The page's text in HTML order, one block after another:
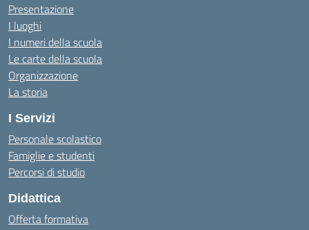
Presentazione
I luoghi
I numeri della scuola
Le carte della scuola
Organizzazione
La storia
I Servizi
Personale scolastico
Famiglie e studenti
Percorsi di studio
Didattica
Offerta formativa